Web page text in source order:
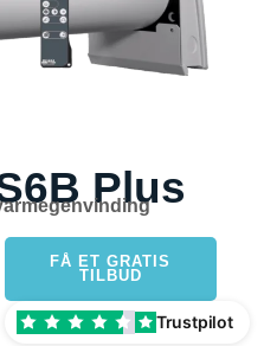
Plus
FÅ ET GRATIS
TILBUD
Trustpilot